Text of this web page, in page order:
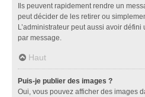
Ils peuvent rapidement rendre un
peut décider de les retirer ou
L’administrateur peut aussi avoir
par message.
Haut
Puis-je publier des images ?
Oui, vous pouvez afficher des images